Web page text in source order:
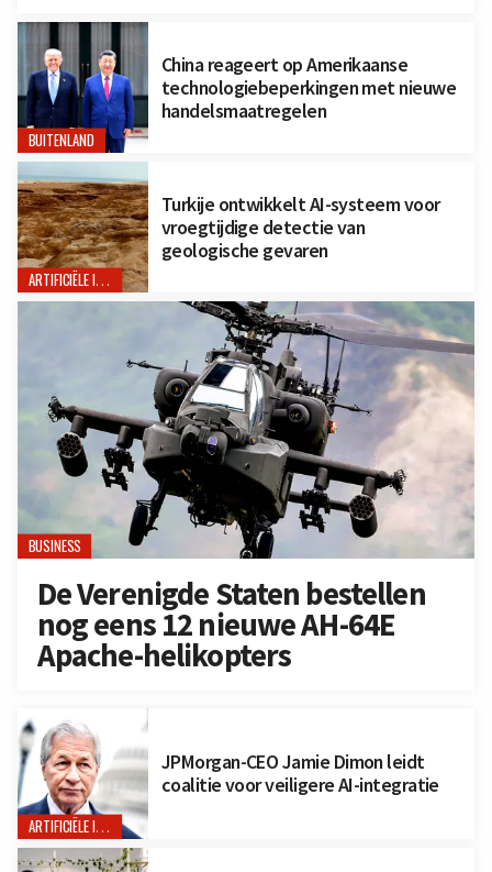
BUITENLAND
China reageert op Amerikaanse
technologiebeperkingen met nieuwe
handelsmaatregelen
ARTIFICIËLE INTELLIGENTIE
Turkije ontwikkelt AI-systeem voor
vroegtijdige detectie van
geologische gevaren
BUSINESS
De Verenigde Staten bestellen
nog eens 12 nieuwe AH-64E
Apache-helikopters
ARTIFICIËLE INTELLIGENTIE
JPMorgan-CEO Jamie Dimon leidt
coalitie voor veiligere AI-integratie